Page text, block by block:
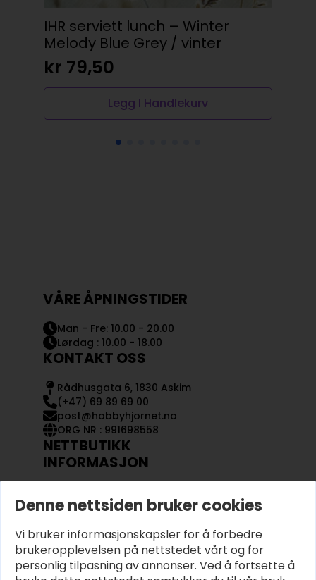
IHR serviett lunch – Winter
Melody Blue Grey / vinter
kr 79,50
Legg I Handlekurv
VÅRE ÅPNINGSTIDER
Man - Fre: 10.00 - 20.00
Lørdag : 10.00 - 18.00
KONTAKT OSS
Rådhusgata 6, 1830 Askim
(+47) 69 89 69 00
post@hobbyhjornet.no
ORG NR : 991698558
NETTBUTIKK
INFORMASJON
OM OSS
KJØPSVILKÅR OG BETINGELSER
PERSONVERN
Denne nettsiden bruker cookies
Vi bruker informasjonskapsler for å forbedre
brukeropplevelsen på nettstedet vårt og for
personlig tilpasning av annonser. Ved å fortsette å